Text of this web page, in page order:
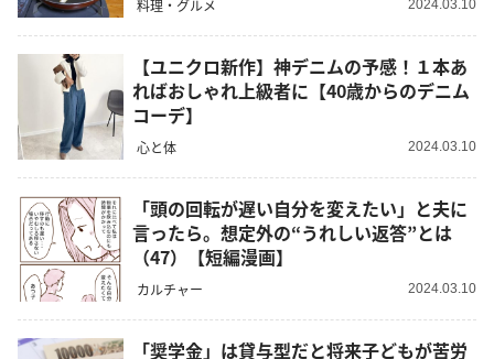
料理・グルメ 2024.03.10
【ユニクロ新作】神デニムの予感！１本あ
ればおしゃれ上級者に【40歳からのデニム
コーデ】
心と体 2024.03.10
「頭の回転が遅い自分を変えたい」と夫に
言ったら。想定外の“うれしい返答”とは
（47）【短編漫画】
カルチャー 2024.03.10
「奨学金」は貸与型だと将来子どもが苦労